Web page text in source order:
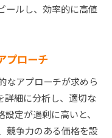
ールし、効率的に高値
プローチ
なアプローチが求めら
詳細に分析し、適切な
定が過剰に高いと、
競争力のある価格を設